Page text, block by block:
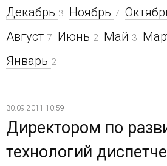
Декабрь 3 Ноябрь 7
Август 7 Июнь 2 Май 3
Январь 2
30.09.2011 10:59
Директором по
технологий